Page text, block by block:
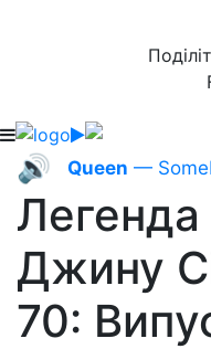
🔊 Queen —
Джину
70: